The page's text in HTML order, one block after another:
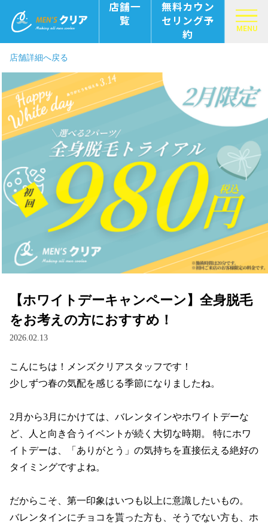
店舗一
覧
無料カウン
セリング予
約
MENU
店舗詳細へ戻る
【ホワイトデーキャンペーン】全身脱毛
をお考えの方におすすめ！
2026.02.13
こんにちは！メンズクリアスタッフです！
少しずつ春の気配を感じる季節になりましたね。
2月から3月にかけては、バレンタインやホワイトデーな
ど、人と向き合うイベントが続く大切な時期。 特にホワ
イトデーは、「ありがとう」の気持ちを直接伝える絶好の
タイミングですよね。
だからこそ、第一印象はいつも以上に意識したいもの。
バレンタインにチョコを貰った方も、そうでない方も、ホ